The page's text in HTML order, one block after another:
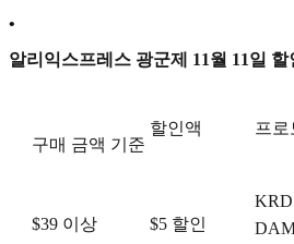
•
알리익스프레스 광군제 11월 11일 할
구매 금액 기준
할인액 프로
$39 이상 $5 할인